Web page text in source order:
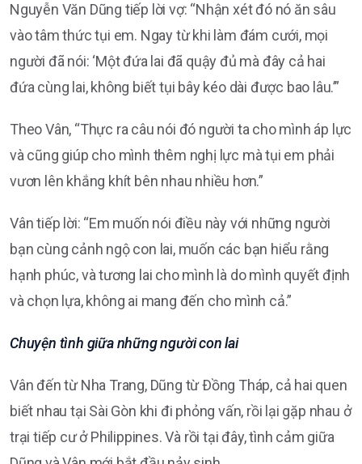
Nguyễn Văn Dũng tiếp lời vợ: “Nhận xét đó nó ăn sâu
vào tâm thức tụi em. Ngay từ khi làm đám cưới, mọi
người đã nói: ‘Một đứa lai đã quậy đủ mà đây cả hai
đứa cùng lai, không biết tụi bây kéo dài được bao lâu.’”
Theo Vân, “Thực ra câu nói đó người ta cho mình áp lực
và cũng giúp cho mình thêm nghị lực mà tụi em phải
vươn lên khắng khít bên nhau nhiều hơn.”
Vân tiếp lời: “Em muốn nói điều này với những người
bạn cùng cảnh ngộ con lai, muốn các bạn hiểu rằng
hạnh phúc, và tương lai cho mình là do mình quyết định
và chọn lựa, không ai mang đến cho mình cả.”
Chuyện tình giữa những người con lai
Vân đến từ Nha Trang, Dũng từ Ðồng Tháp, cả hai quen
biết nhau tại Sài Gòn khi đi phỏng vấn, rồi lại gặp nhau ở
trại tiếp cư ở Philippines. Và rồi tại đây, tình cảm giữa